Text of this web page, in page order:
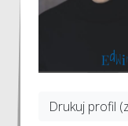
Drukuj profil